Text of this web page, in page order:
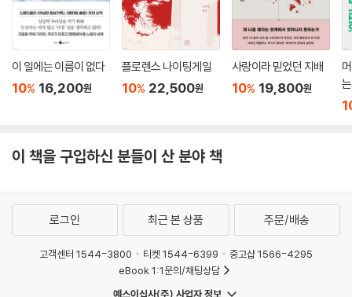
이 일에는 이름이 없다
10% 16,200원
플로렌스 나이팅게일
10% 22,500원
사랑이라 믿었던 지배
10% 19,800원
이 책을 구입하신 분들이 산 분야 책
로그인 최근 본 상품 주문/배송
고객센터 1544-3800 티켓 1544-6399
중고샵 1566-4295
eBook 1:1문의/채팅상담
예스이십사(주) 사업자 정보